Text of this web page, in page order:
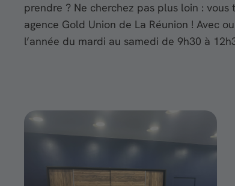
prendre ? Ne cherchez pas plus loin :
agence Gold Union de La Réunion ! Avec
l’année du mardi au samedi de 9h30 à